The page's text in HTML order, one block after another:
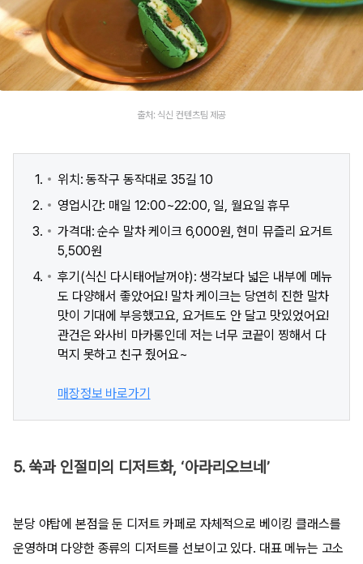
출처: 식신 컨텐츠팀 제공
위치: 동작구 동작대로 35길 10
영업시간: 매일 12:00~22:00, 일, 월요일 휴무
가격대: 순수 말차 케이크 6,000원, 현미 뮤즐리 요거트
5,500원
후기(식신 다시태어날꺼야): 생각보다 넓은 내부에 메뉴
도 다양해서 좋았어요! 말차 케이크는 당연히 진한 말차
맛이 기대에 부응했고요, 요거트도 안 달고 맛있었어요!
관건은 와사비 마카롱인데 저는 너무 코끝이 찡해서 다
먹지 못하고 친구 줬어요~
매장정보 바로가기
5. 쑥과 인절미의 디저트화, ‘아라리오브네’
분당 야탑에 본점을 둔 디저트 카페로 자체적으로 베이킹 클래스를
운영하며 다양한 종류의 디저트를 선보이고 있다. 대표 메뉴는 고소